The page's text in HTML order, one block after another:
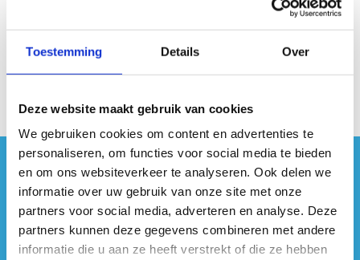
Toestemming Details Over
Deze website maakt gebruik van cookies
We gebruiken cookies om content en advertenties te
personaliseren, om functies voor social media te bieden
en om ons websiteverkeer te analyseren. Ook delen we
informatie over uw gebruik van onze site met onze
partners voor social media, adverteren en analyse. Deze
partners kunnen deze gegevens combineren met andere
informatie die u aan ze heeft verstrekt of die ze hebben
#sportersbelevenmeer
ook op sociale media